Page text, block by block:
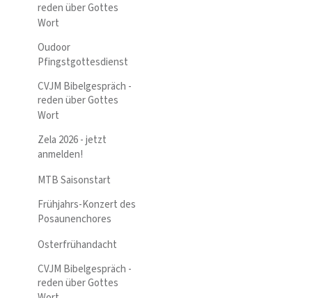
reden über Gottes
Wort
Oudoor
Pfingstgottesdienst
CVJM Bibelgespräch -
reden über Gottes
Wort
Zela 2026 - jetzt
anmelden!
MTB Saisonstart
Frühjahrs-Konzert des
Posaunenchores
Osterfrühandacht
CVJM Bibelgespräch -
reden über Gottes